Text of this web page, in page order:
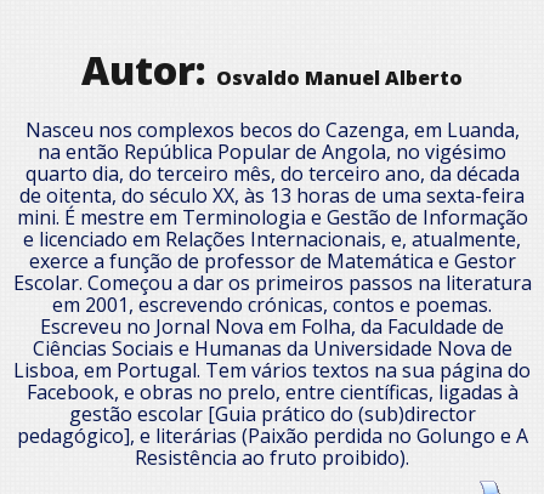
Autor: Osvaldo Manuel Alberto
Nasceu nos complexos becos do Cazenga, em Luanda,
na então República Popular de Angola, no vigésimo
quarto dia, do terceiro mês, do terceiro ano, da década
de oitenta, do século XX, às 13 horas de uma sexta-feira
mini. É mestre em Terminologia e Gestão de Informação
e licenciado em Relações Internacionais, e, atualmente,
exerce a função de professor de Matemática e Gestor
Escolar. Começou a dar os primeiros passos na literatura
em 2001, escrevendo crónicas, contos e poemas.
Escreveu no Jornal Nova em Folha, da Faculdade de
Ciências Sociais e Humanas da Universidade Nova de
Lisboa, em Portugal. Tem vários textos na sua página do
Facebook, e obras no prelo, entre científicas, ligadas à
gestão escolar [Guia prático do (sub)director
pedagógico], e literárias (Paixão perdida no Golungo e A
Resistência ao fruto proibido).